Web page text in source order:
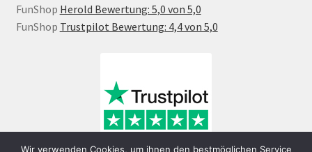
FunShop Herold Bewertung: 5,0 von 5,0
FunShop Trustpilot Bewertung: 4,4 von 5,0
Wir verwenden Cookies, um ihnen den bestmöglichen Service